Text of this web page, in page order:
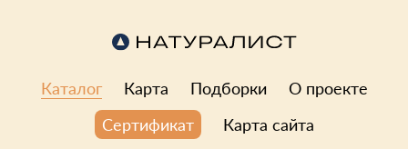
Каталог Карта Подборки
О проекте
Сертификат
Карта сайта